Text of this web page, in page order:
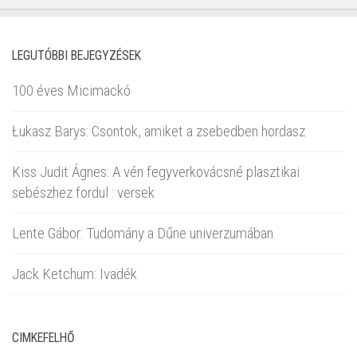
LEGUTÓBBI BEJEGYZÉSEK
100 éves Micimackó
Łukasz Barys: Csontok, amiket a zsebedben hordasz
Kiss Judit Ágnes: A vén fegyverkovácsné plasztikai
sebészhez fordul : versek
Lente Gábor: Tudomány a Dűne univerzumában
Jack Ketchum: Ivadék
CIMKEFELHŐ